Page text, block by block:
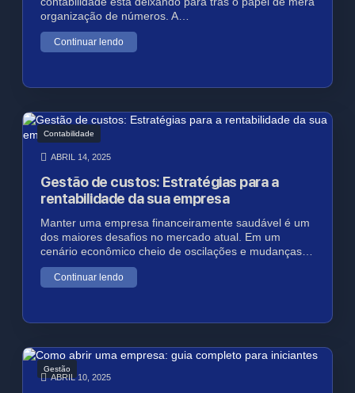
organização de números. A…
Continuar lendo
Contabilidade
ABRIL 14, 2025
Gestão de custos: Estratégias para a
rentabilidade da sua empresa
Manter uma empresa financeiramente saudável é um
dos maiores desafios no mercado atual. Em um
cenário econômico cheio de oscilações e mudanças…
Continuar lendo
Gestão
ABRIL 10, 2025